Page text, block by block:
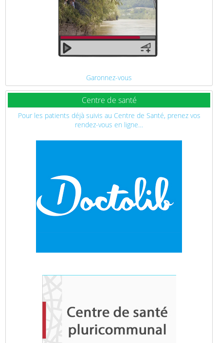
Garonnez-vous
Centre de santé
Pour les patients déjà suivis au Centre de Santé, prenez vos
rendez-vous en ligne…